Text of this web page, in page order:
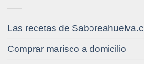
Las recetas de
Comprar marisco a domicilio